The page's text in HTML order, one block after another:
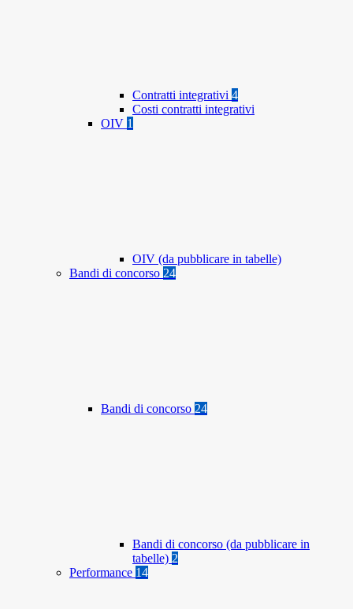
Contratti integrativi 4
Costi contratti integrativi
OIV 1
OIV (da pubblicare in tabelle)
Bandi di concorso 24
Bandi di concorso 24
Bandi di concorso (da pubblicare in
tabelle) 2
Performance 14